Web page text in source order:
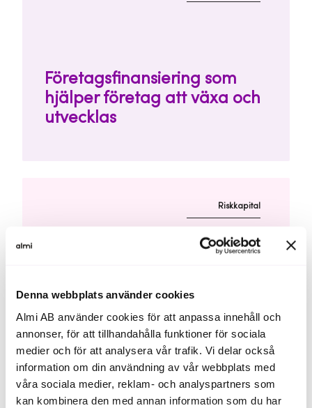
Denna webbplats använder cookies
Almi AB använder cookies för att anpassa innehåll och
annonser, för att tillhandahålla funktioner för sociala
medier och för att analysera vår trafik. Vi delar också
information om din användning av vår webbplats med
våra sociala medier, reklam- och analyspartners som
kan kombinera den med annan information som du har
Företagsfinansiering som
hjälper företag att växa och
utvecklas
Riskkapital
När du vill ta in nytt
ägarkapital
Verifieringsmedel